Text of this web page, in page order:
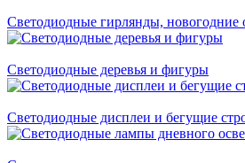
Светодиодные гирлянды, новогодние
Светодиодные деревья и фигуры
Светодиодные дисплеи и бегущие